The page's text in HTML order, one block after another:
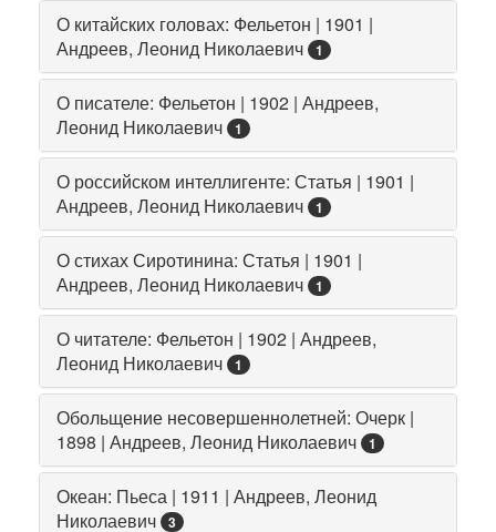
О китайских головах: Фельетон | 1901 |
Андреев, Леонид Николаевич
1
О писателе: Фельетон | 1902 | Андреев,
Леонид Николаевич
1
О российском интеллигенте: Статья | 1901 |
Андреев, Леонид Николаевич
1
О стихах Сиротинина: Статья | 1901 |
Андреев, Леонид Николаевич
1
О читателе: Фельетон | 1902 | Андреев,
Леонид Николаевич
1
Обольщение несовершеннолетней: Очерк |
1898 | Андреев, Леонид Николаевич
1
Океан: Пьеса | 1911 | Андреев, Леонид
Николаевич
3